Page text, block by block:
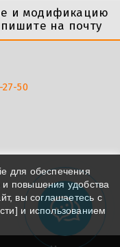
и модификацию
на почту
50
для обеспечения
и повышения удобства
вы соглашаетесь с
] и использованием